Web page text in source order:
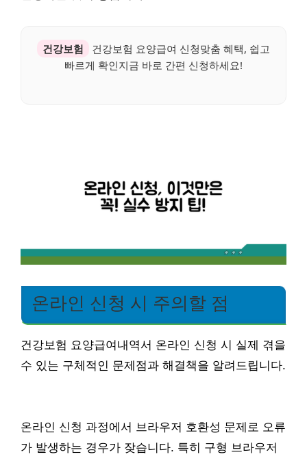
건강보험
건강보험 요양급여 신청맞춤 혜택, 쉽고
빠르게 확인지금 바로 간편 신청하세요!
온라인 신청 시 주의할 점
건강보험 요양급여내역서 온라인 신청 시 실제 겪을
수 있는 구체적인 문제점과 해결책을 알려드립니다.
온라인 신청 과정에서 브라우저 호환성 문제로 오류
가 발생하는 경우가 잦습니다. 특히 구형 브라우저